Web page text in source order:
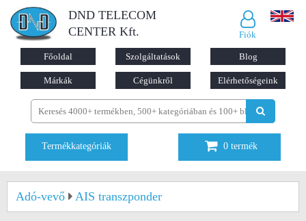
DND TELECOM
CENTER Kft.
Fiók
Főoldal Szolgáltatások Blog
Márkák Cégünkről Elérhetőségeink
Termékkategóriák 0 termék
Adó-vevő AIS transzponder